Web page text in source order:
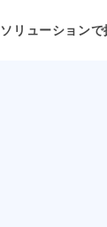
リューションで